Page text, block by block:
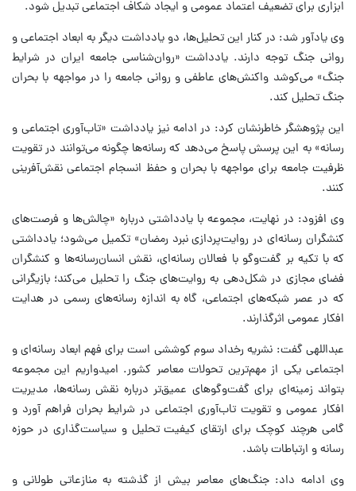
ابزاری برای تضعیف اعتماد عمومی و ایجاد شکاف اجتماعی تبدیل شود.
وی یادآور شد: در کنار این تحلیل‌ها، دو یادداشت دیگر به ابعاد اجتماعی و
روانی جنگ توجه دارند. یادداشت «روان‌شناسی جامعه ایران در شرایط
جنگ» می‌کوشد واکنش‌های عاطفی و روانی جامعه را در مواجهه با بحران
جنگ تحلیل کند.
این پژوهشگر خاطرنشان کرد: در ادامه نیز یادداشت «تاب‌آوری اجتماعی و
رسانه» به این پرسش پاسخ می‌دهد که رسانه‌ها چگونه می‌توانند در تقویت
ظرفیت جامعه برای مواجهه با بحران و حفظ انسجام اجتماعی نقش‌آفرینی
کنند.
وی افزود: در نهایت، مجموعه با یادداشتی درباره «چالش‌ها و فرصت‌های
کنشگران رسانه‌ای در روایت‌پردازی نبرد رمضان» تکمیل می‌شود؛ یادداشتی
که با تکیه بر گفت‌وگو با فعالان رسانه‌ای، نقش انسان‌رسانه‌ها و کنشگران
فضای مجازی در شکل‌دهی به روایت‌های جنگ را تحلیل می‌کند؛ بازیگرانی
که در عصر شبکه‌های اجتماعی، گاه به اندازه رسانه‌های رسمی در هدایت
افکار عمومی اثرگذارند.
عبداللهی گفت: نشریه رخداد سوم کوششی است برای فهم ابعاد رسانه‌ای و
اجتماعی یکی از مهم‌ترین تحولات معاصر کشور. امیدواریم این مجموعه
بتواند زمینه‌ای برای گفت‌وگوهای عمیق‌تر درباره نقش رسانه‌ها، مدیریت
افکار عمومی و تقویت تاب‌آوری اجتماعی در شرایط بحران فراهم آورد و
گامی هرچند کوچک برای ارتقای کیفیت تحلیل و سیاست‌گذاری در حوزه
رسانه و ارتباطات باشد.
وی ادامه داد: جنگ‌های معاصر بیش از گذشته به منازعاتی طولانی و